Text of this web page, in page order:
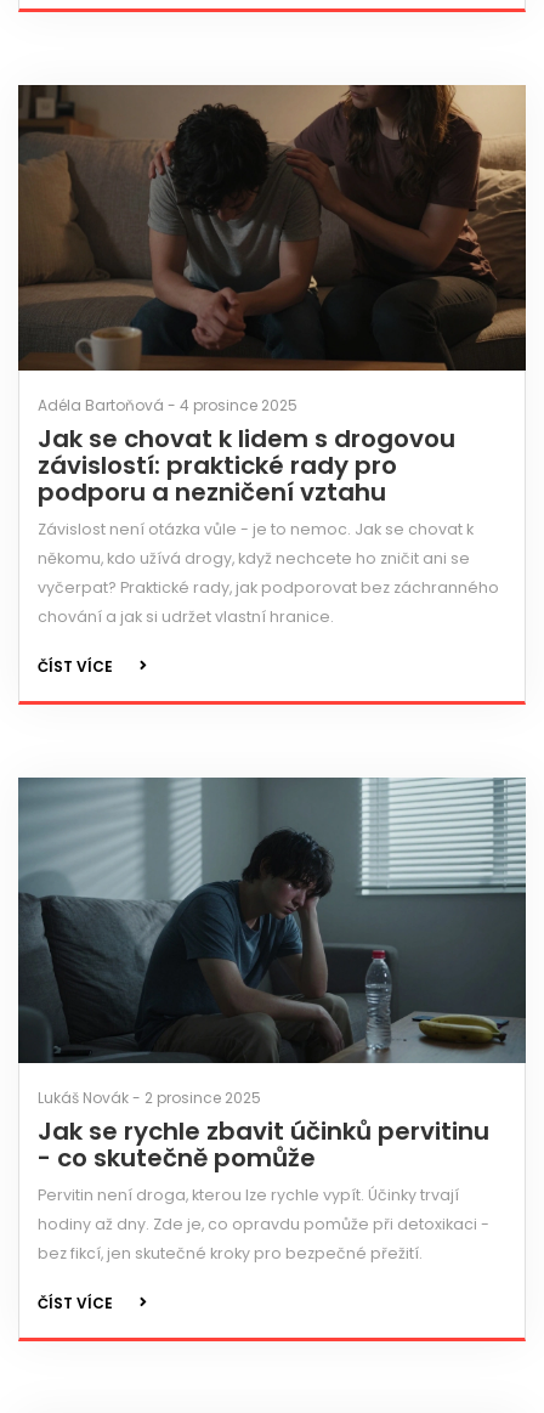
Adéla Bartoňová - 4 prosince 2025
Jak se chovat k lidem s drogovou
závislostí: praktické rady pro
podporu a nezničení vztahu
Závislost není otázka vůle - je to nemoc. Jak se chovat k
někomu, kdo užívá drogy, když nechcete ho zničit ani se
vyčerpat? Praktické rady, jak podporovat bez záchranného
chování a jak si udržet vlastní hranice.
ČÍST VÍCE
Lukáš Novák - 2 prosince 2025
Jak se rychle zbavit účinků pervitinu
- co skutečně pomůže
Pervitin není droga, kterou lze rychle vypít. Účinky trvají
hodiny až dny. Zde je, co opravdu pomůže při detoxikaci -
bez fikcí, jen skutečné kroky pro bezpečné přežití.
ČÍST VÍCE